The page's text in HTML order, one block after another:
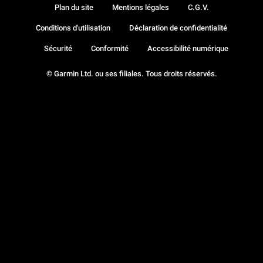
© Garmin Ltd. ou ses filiales. Tous droits réservés.
Plan du site Mentions légales C.G.V.
Conditions d'utilisation Déclaration de confidentialité
Sécurité Conformité Accessibilité numérique